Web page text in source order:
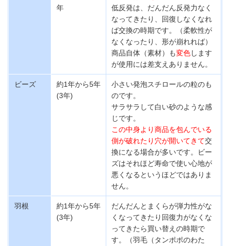
年
低反発は、だんだん反発力なく
なってきたり、 回復しなくなれ
ば交換の時期です。
（柔軟性が
なくなったり、形が崩れれば）
商品自体（素材）も変色します
が使用には差支えありません。
ビーズ
約1年から5年
(3年)
小さい発泡スチロールの粒のも
のです。
サラサラして白い砂のような感
じです。
この中身より商品を包んでいる
側が破れたり穴が開いてきて交
換になる場合が多いです。ビー
ズはそれほど寿命で使い心地が
悪く なるというほどではありま
せん。
羽根
約1年から5年
(3年)
だんだんとまくらが弾力性がな
くなってきたり回復力がなくな
ってきたら買い替えの時期で
す。（羽毛（タンポポのわた